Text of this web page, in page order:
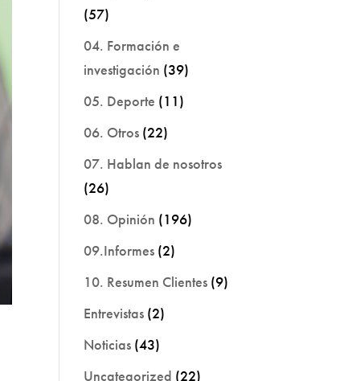
(57)
04. Formación e
investigación (39)
05. Deporte (11)
06. Otros (22)
07. Hablan de nosotros
(26)
08. Opinión (196)
09.Informes (2)
10. Resumen Clientes (9)
Entrevistas (2)
Noticias (43)
Uncategorized (22)